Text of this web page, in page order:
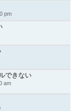
pm
できない
am